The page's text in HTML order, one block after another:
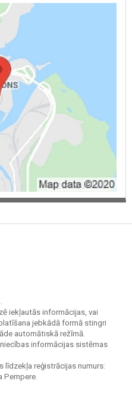
iekļautās informācijas, vai
jebkādā formā stingri
automātiskā režīmā.
informācijas sistēmas
līdzekļa reģistrācijas numurs:
Pempere.